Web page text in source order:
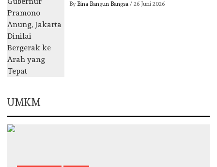
By Bina Bangun Bangsa/ 26 Juni 2026
UMKM